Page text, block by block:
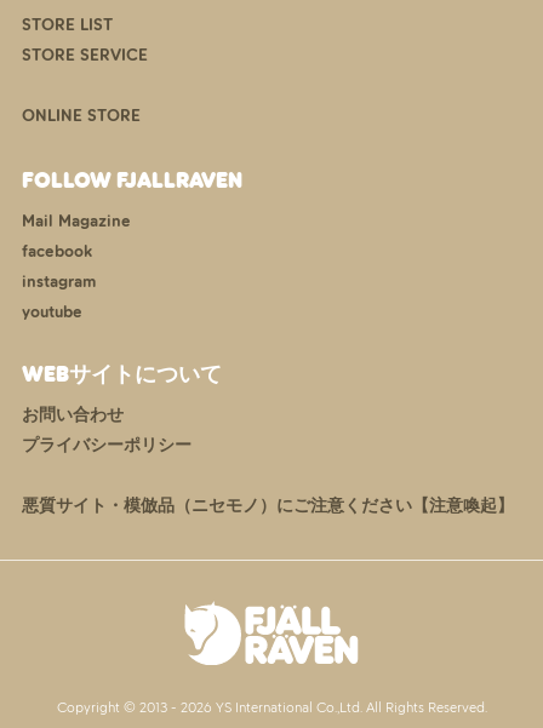
STORE LIST
STORE SERVICE
ONLINE STORE
FOLLOW FJALLRAVEN
Mail Magazine
facebook
instagram
youtube
WEBサイトについて
お問い合わせ
プライバシーポリシー
悪質サイト・模倣品（ニセモノ）にご注意ください【注意喚起】
Copyright © 2013 - 2026 YS International Co.,Ltd. All Rights Reserved.